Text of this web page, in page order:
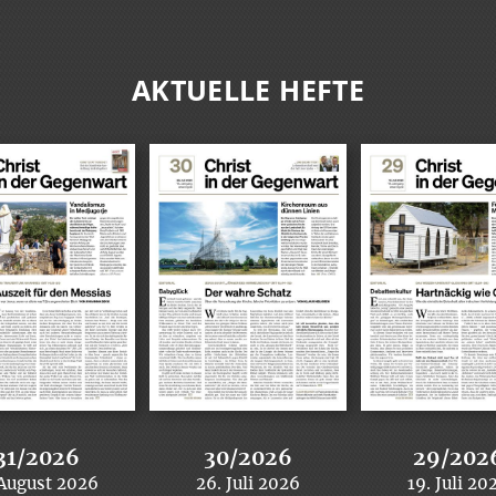
AKTUELLE HEFTE
2026
: 2026
30/2026
:
26. Juli 2026
29/
:
19. Juli